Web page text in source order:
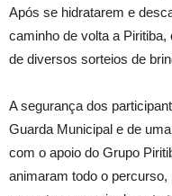
Após se hidratarem e
caminho de volta a
de diversos sorteios de
A segurança dos
Guarda Municipal e de
com o apoio do Grupo
animaram todo o